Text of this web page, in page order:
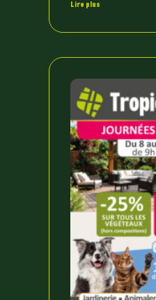
Lire plus